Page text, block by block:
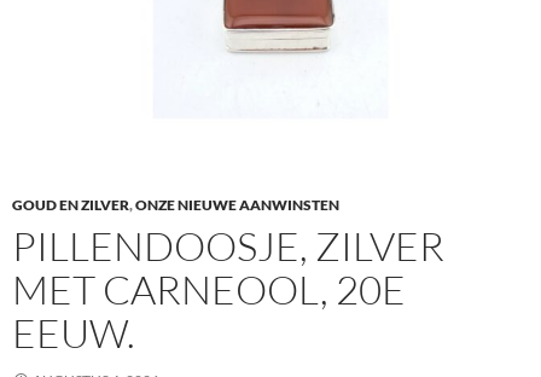
GOUD EN ZILVER,ONZE NIEUWE AANWINSTEN
PILLENDOOSJE, ZILVER
MET CARNEOOL, 20E
EEUW.